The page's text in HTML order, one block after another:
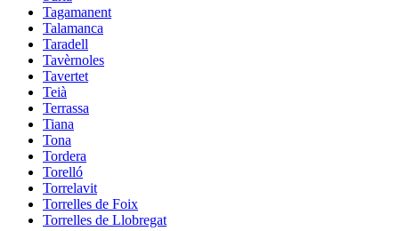
Tagamanent
Talamanca
Taradell
Tavèrnoles
Tavertet
Teià
Terrassa
Tiana
Tona
Tordera
Torelló
Torrelavit
Torrelles de Foix
Torrelles de Llobregat